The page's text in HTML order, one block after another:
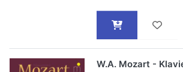
W.A. Mozart -